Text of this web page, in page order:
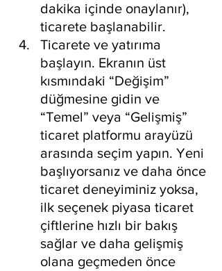
dakika içinde onaylanır),
ticarete başlanabilir.
Ticarete ve yatırıma
başlayın. Ekranın üst
kısmındaki “Değişim”
düğmesine gidin ve
“Temel” veya “Gelişmiş”
ticaret platformu arayüzü
arasında seçim yapın. Yeni
başlıyorsanız ve daha önce
ticaret deneyiminiz yoksa,
ilk seçenek piyasa ticaret
çiftlerine hızlı bir bakış
sağlar ve daha gelişmiş
olana geçmeden önce